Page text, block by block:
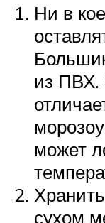
Ни в
из ПВХ.
может
сухом